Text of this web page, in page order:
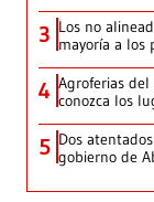
3 Los no
mayoría a los
4 Agroferias
conozca los
5 Dos
gobierno de